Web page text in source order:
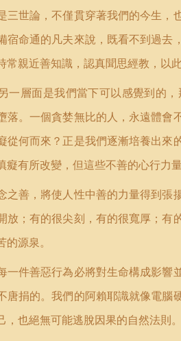
三世論，不僅貫穿著我們的今生
宿命通的凡夫來說，既看不到過
常親近善知識，認真聞思經教，以
一層面是我們當下可以感覺到的
落。一個貪婪無比的人，永遠體
從何而來？正是我們逐漸培養出
癡有所改變，但這些不善的心行力
之善，將使人性中善的力量得到
放；有的很尖刻，有的很寬厚；
源泉。
一件善惡行為必將對生命構成影
唐捐的。我們的阿賴耶識就像電
，也絕無可能逃脫因果的自然法則